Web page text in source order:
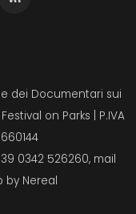
dei Documentari sui
on Parks | P.IVA
0342 526260, mail
by Nereal